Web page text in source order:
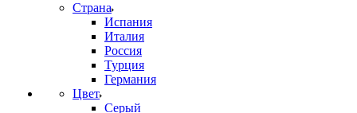
Страна
Испания
Италия
Россия
Турция
Германия
Цвет
Серый